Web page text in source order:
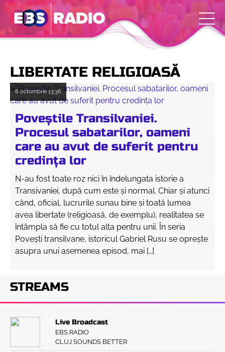
LIBERTATE RELIGIOASĂ
8 octombrie13:36
Poveștile Transilvaniei.
Procesul sabatarilor, oameni
care au avut de suferit pentru
credința lor
N-au fost toate roz nici în îndelungata istorie a
Transivaniei, după cum este și normal. Chiar și atunci
când, oficial, lucrurile sunau bine și toată lumea
avea libertate (religioasă, de exemplu), realitatea se
întâmpla să fie cu totul alta pentru unii. În seria
Povești transilvane, istoricul Gabriel Rusu se oprește
asupra unui asemenea episod, mai […]
STREAMS
Live Broadcast
EBS RADIO
CLUJ SOUNDS BETTER